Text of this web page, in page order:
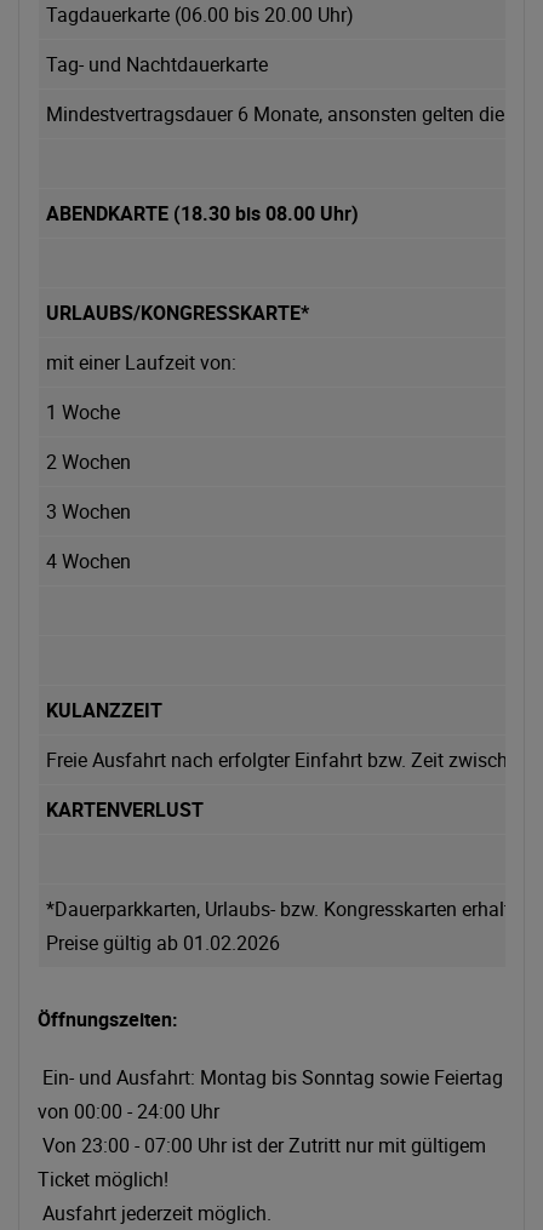
Tagdauerkarte (06.00 bis 20.00 Uhr)
Tag- und Nachtdauerkarte
Mindestvertragsdauer 6 Monate, ansonsten gelten die
ABENDKARTE (18.30 bis 08.00 Uhr)
URLAUBS/KONGRESSKARTE*
mit einer Laufzeit von:
1 Woche
2 Wochen
3 Wochen
4 Wochen
KULANZZEIT
Freie Ausfahrt nach erfolgter Einfahrt bzw. Zeit
KARTENVERLUST
*Dauerparkkarten, Urlaubs- bzw. Kongresskarten
Preise gültig ab 01.02.2026
Öffnungszeiten:
Ein- und Ausfahrt: Montag bis Sonntag sowie Feiertag
von 00:00 - 24:00 Uhr
Von 23:00 - 07:00 Uhr ist der Zutritt nur mit gültigem
Ticket möglich!
Ausfahrt jederzeit möglich.